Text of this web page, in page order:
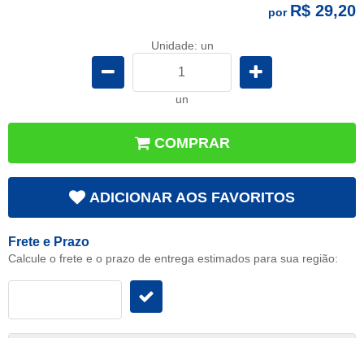
por R$ 29,20
Unidade: un
un
COMPRAR
ADICIONAR AOS FAVORITOS
Frete e Prazo
Calcule o frete e o prazo de entrega estimados para sua região: